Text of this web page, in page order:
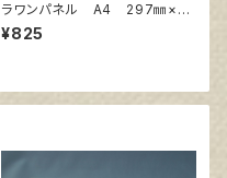
ラワンパネル A4 297㎜×21
0㎜
¥825